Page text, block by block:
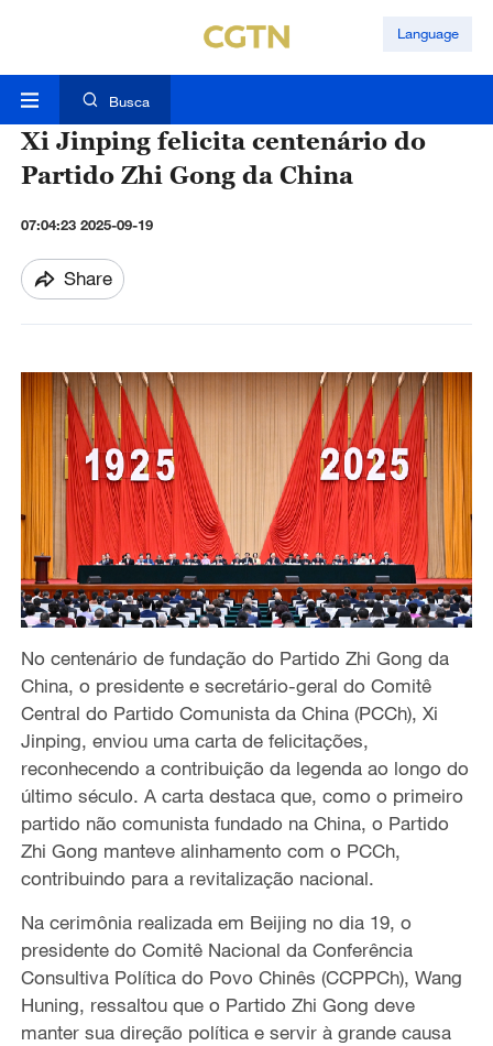
Language
Busca
Xi Jinping felicita centenário do
Partido Zhi Gong da China
07:04:23 2025-09-19
Share
No centenário de fundação do Partido Zhi Gong da
China, o presidente e secretário-geral do Comitê
Central do Partido Comunista da China (PCCh), Xi
Jinping, enviou uma carta de felicitações,
reconhecendo a contribuição da legenda ao longo do
último século. A carta destaca que, como o primeiro
partido não comunista fundado na China, o Partido
Zhi Gong manteve alinhamento com o PCCh,
contribuindo para a revitalização nacional.
Na cerimônia realizada em Beijing no dia 19, o
presidente do Comitê Nacional da Conferência
Consultiva Política do Povo Chinês (CCPPCh), Wang
Huning, ressaltou que o Partido Zhi Gong deve
manter sua direção política e servir à grande causa